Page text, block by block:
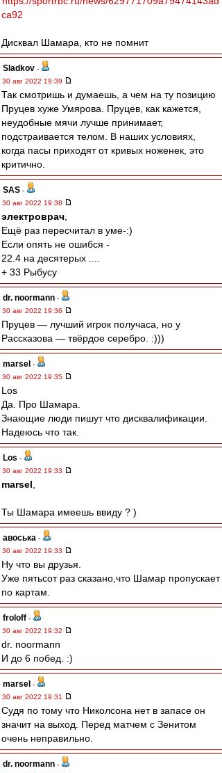
ca92
Дисквал Шамара, кто не помнит
Sladkov -
30 авг 2022 19:39
Так смотришь и думаешь, а чем на ту позицию
Пруцев хуже Умярова. Пруцев, как кажется,
неудобные мячи лучше принимает,
подстраивается телом. В наших условиях,
когда пасы приходят от кривых ноженек, это
критично.
SAS -
30 авг 2022 19:38
электроврач
Ещё раз пересчитал в уме-:)
Если опять не ошибся -
22.4 на десятерых ....
+ 33 Рыбусу
dr. noormann -
30 авг 2022 19:36
Пруцев — лучший игрок получаса, но у
Рассказова — твёрдое серебро. :)))
marsel -
30 авг 2022 19:35
Los
Да. Про Шамара.
Знающие люди пишут что дисквалификации.
Надеюсь что так.
Los -
30 авг 2022 19:33
marsel
Ты Шамара имеешь ввиду ? )
авоська -
30 авг 2022 19:33
Ну что вы друзья.
Уже пятьсот раз сказано,что Шамар пропускает
по картам.
froloff -
30 авг 2022 19:32
dr. noormann
И до 6 побед. :)
marsel -
30 авг 2022 19:31
Судя по тому что Николсона нет в запасе он
значит на выход. Перед матчем с Зенитом
очень неправильно.
dr. noormann -